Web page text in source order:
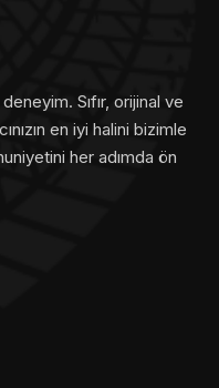
Sıfır, orijinal ve
en iyi halini bizimle
her adımda ön